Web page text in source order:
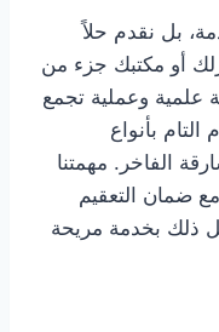
بل نقدم حلاً
أو مكتبك جزء من
علمية وعملية تجمع
التام بأنواع
الفاخر. مهمتنا
ضمان التعقيم
ذلك بخدمة مريحة